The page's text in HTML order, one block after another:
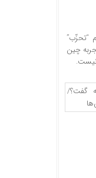
“تحزّب”
چین